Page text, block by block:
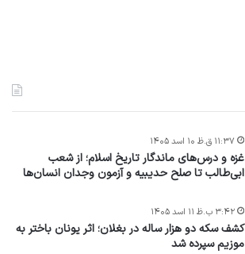
غزه و درس‌های ماندگار تاریخ اسلام؛ از شعب
ابی‌طالب تا صلح حدیبیه و آزمون وجدان انسان‌ها
۱۱:۳۷ ق.ظ ۱۰ اسد ۱۴۰۵
کشف سکه دو هزار ساله در بغلان؛ اثر یونان باختر به
موزیم سپرده شد
۳:۴۲ ب.ظ ۱۱ اسد ۱۴۰۵